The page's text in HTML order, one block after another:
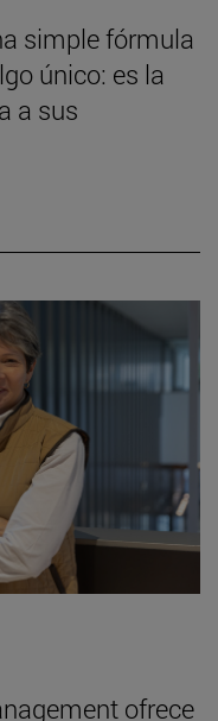
simple fórmula
único: es la
a sus
ofrece